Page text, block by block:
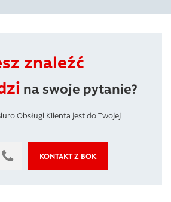
znaleźć
na swoje pytanie?
Obsługi Klienta jest do Twojej
KONTAKT Z BOK